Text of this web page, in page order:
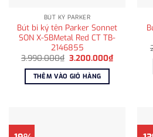
BÚT KÝ PARKER
Bút bi ký tên Parker Sonnet
SON X-SBMetal Red CT TB-
2146855
3.990.000₫ Giá
là:
3.990.000₫.
3.200.000₫Giá
hiện
THÊM VÀO GIỎ HÀNG